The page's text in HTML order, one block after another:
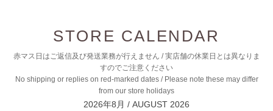
STORE CALENDAR
赤マス日はご返信及び発送業務が行えません / 実店舗の休業日とは異なりま
すのでご注意ください
No shipping or replies on red-marked dates / Please note these may differ
from our store holidays
2026年8月 / AUGUST 2026